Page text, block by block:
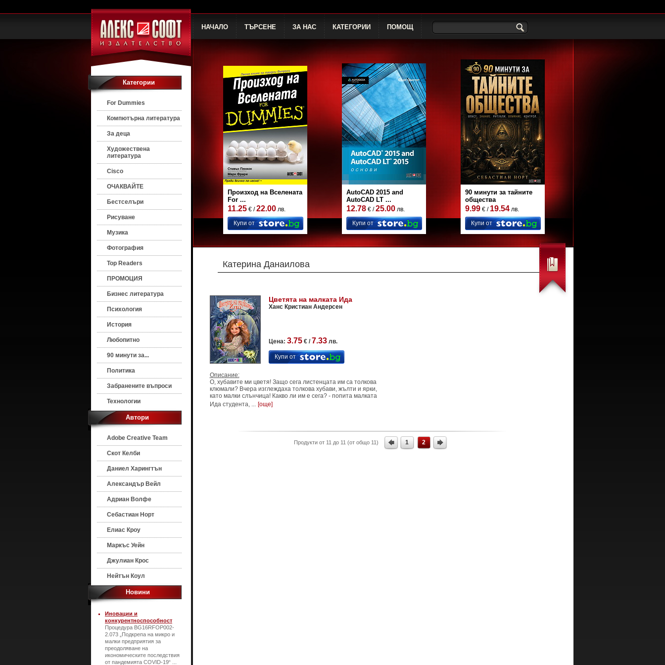
НАЧАЛО ТЪРСЕНЕ ЗА НАС КАТЕГОРИИ ПОМОЩ
Категории
For Dummies
Компютърна литература
За деца
Художествена
литература
Cisco
ОЧАКВАЙТЕ
Бестселъри
Рисуване
Музика
Фотография
Top Readers
ПРОМОЦИЯ
Бизнес литература
Психология
История
Любопитно
90 минути за...
Политика
Забранените въпроси
Технологии
Автори
Adobe Creative Team
Скот Келби
Даниел Харингтън
Александър Вейл
Адриан Волфе
Себастиан Норт
Елиас Кроу
Маркъс Уейн
Джулиан Крос
Нейтън Коул
Новини
Иновации и
конкурентноспособност
Процедура BG16RFOP002-
2.073 „Подкрепа на микро и
малки предприятия за
преодоляване на
икономическите последствия
от пандемията COVID-19“ ...
Произход на Вселената
For ...
11.25 € /22.00 лв.
Купи от
AutoCAD 2015 and
AutoCAD LT ...
12.78 € /25.00 лв.
Купи от
90 минути за тайните
общества
9.99 € / 19.54 лв.
Купи от
Катерина Данаилова
Цветята на малката Ида
Ханс Кристиан Андерсен
Цена: 3.75€ /7.33лв.
Купи от
Описание:
О, хубавите ми цветя! Защо сега листенцата им са толкова
клюмали? Вчера изглеждаха толкова хубави, жълти и ярки,
като малки слънчица! Какво ли им е сега? - попита малката
Ида студента, ... [още]
Продукти от 11 до 11 (от общо 11) 1 2